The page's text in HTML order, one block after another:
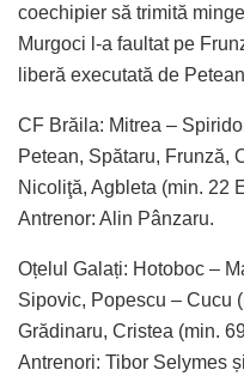
coechipier să trimită
Murgoci l-a faultat pe
liberă executată de
CF Brăila: Mitrea –
Petean, Spătaru, Frunză,
Nicoliţă, Agbleta (min. 22
Antrenor: Alin Pânzaru.
Oțelul Galați: Hotoboc –
Sipovic, Popescu – Cucu
Grădinaru, Cristea (min.
Antrenori: Tibor Selymes